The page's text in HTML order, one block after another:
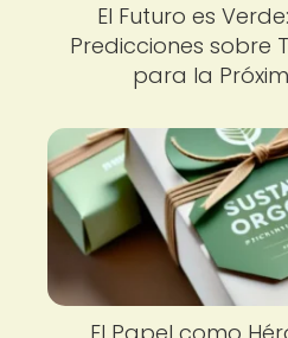
El Futuro es
Predicciones sobre
para la